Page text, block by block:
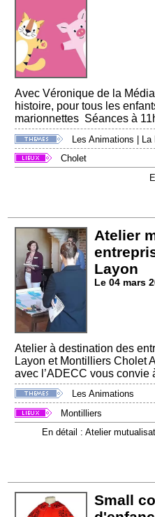
Avec Véronique de la
histoire, pour tous les
marionnettes Séances à
Les Animations | La
Cholet
Atelier
Layon
Le 04 mars
Atelier à destination des
Layon et Montilliers Cholet
avec l’ADECC vous convie
Les Animations
Montilliers
En détail : Atelier
Small